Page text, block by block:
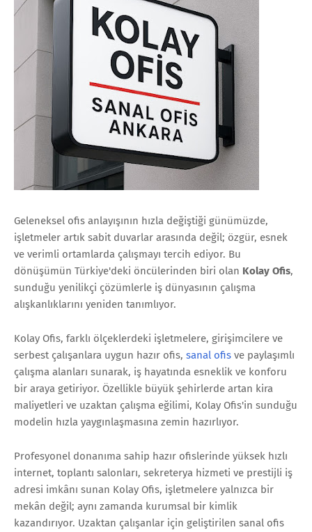
Geleneksel ofis anlayışının hızla değiştiği günümüzde,
işletmeler artık sabit duvarlar arasında değil; özgür, esnek
ve verimli ortamlarda çalışmayı tercih ediyor. Bu
dönüşümün Türkiye'deki öncülerinden biri olan Kolay Ofis,
sunduğu yenilikçi çözümlerle iş dünyasının çalışma
alışkanlıklarını yeniden tanımlıyor.
Kolay Ofis, farklı ölçeklerdeki işletmelere, girişimcilere ve
serbest çalışanlara uygun hazır ofis, sanal ofis ve paylaşımlı
çalışma alanları sunarak, iş hayatında esneklik ve konforu
bir araya getiriyor. Özellikle büyük şehirlerde artan kira
maliyetleri ve uzaktan çalışma eğilimi, Kolay Ofis'in sunduğu
modelin hızla yaygınlaşmasına zemin hazırlıyor.
Profesyonel donanıma sahip hazır ofislerinde yüksek hızlı
internet, toplantı salonları, sekreterya hizmeti ve prestijli iş
adresi imkânı sunan Kolay Ofis, işletmelere yalnızca bir
mekân değil; aynı zamanda kurumsal bir kimlik
kazandırıyor. Uzaktan çalışanlar için geliştirilen sanal ofis